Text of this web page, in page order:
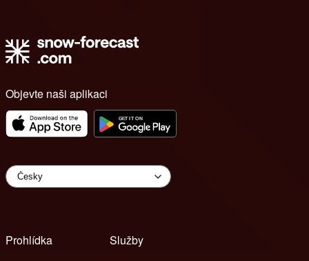
Objevte naši aplikaci
Prohlídka
Služby